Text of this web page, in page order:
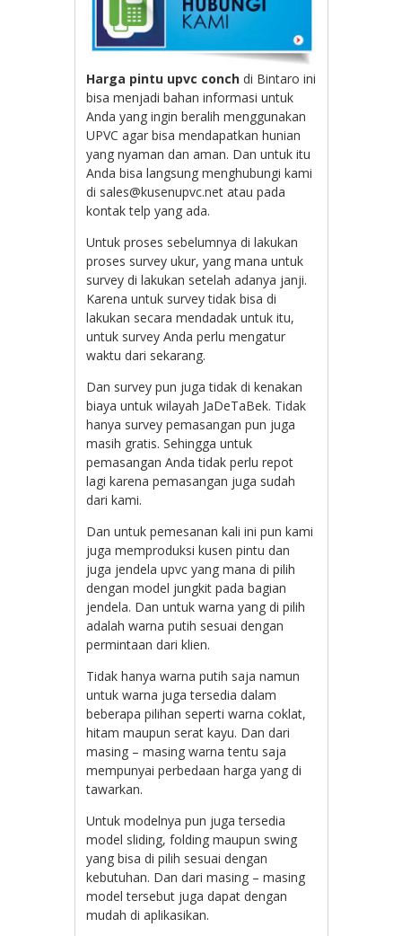
Harga pintu upvc conch di Bintaro ini
bisa menjadi bahan informasi untuk
Anda yang ingin beralih menggunakan
UPVC agar bisa mendapatkan hunian
yang nyaman dan aman. Dan untuk itu
Anda bisa langsung menghubungi kami
di sales@kusenupvc.net atau pada
kontak telp yang ada.
Untuk proses sebelumnya di lakukan
proses survey ukur, yang mana untuk
survey di lakukan setelah adanya janji.
Karena untuk survey tidak bisa di
lakukan secara mendadak untuk itu,
untuk survey Anda perlu mengatur
waktu dari sekarang.
Dan survey pun juga tidak di kenakan
biaya untuk wilayah JaDeTaBek. Tidak
hanya survey pemasangan pun juga
masih gratis. Sehingga untuk
pemasangan Anda tidak perlu repot
lagi karena pemasangan juga sudah
dari kami.
Dan untuk pemesanan kali ini pun kami
juga memproduksi kusen pintu dan
juga jendela upvc yang mana di pilih
dengan model jungkit pada bagian
jendela. Dan untuk warna yang di pilih
adalah warna putih sesuai dengan
permintaan dari klien.
Tidak hanya warna putih saja namun
untuk warna juga tersedia dalam
beberapa pilihan seperti warna coklat,
hitam maupun serat kayu. Dan dari
masing – masing warna tentu saja
mempunyai perbedaan harga yang di
tawarkan.
Untuk modelnya pun juga tersedia
model sliding, folding maupun swing
yang bisa di pilih sesuai dengan
kebutuhan. Dan dari masing – masing
model tersebut juga dapat dengan
mudah di aplikasikan.